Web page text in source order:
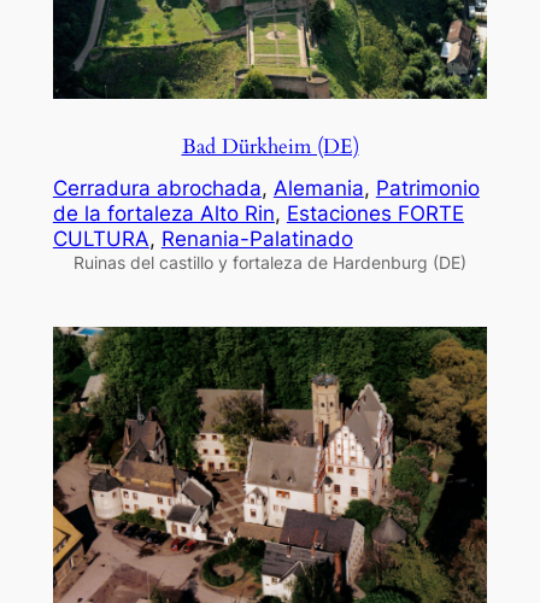
Bad Dürkheim (DE)
Cerradura abrochada, Alemania, Patrimonio
de la fortaleza Alto Rin, Estaciones FORTE
CULTURA, Renania-Palatinado
Ruinas del castillo y fortaleza de Hardenburg (DE)